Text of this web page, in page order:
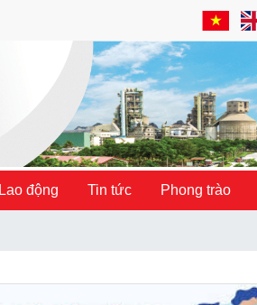
Lao động Tin tức Phong trào